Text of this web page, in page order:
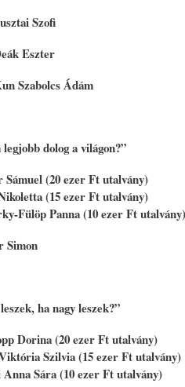
Szofi
Eszter
Szabolcs Ádám
dolog a világon?”
(20 ezer Ft utalvány)
(15 ezer Ft utalvány)
Panna (10 ezer Ft
ha nagy leszek?”
(20 ezer Ft utalvány)
Szilvia (15 ezer Ft utalvány)
Sára (10 ezer Ft utalvány)